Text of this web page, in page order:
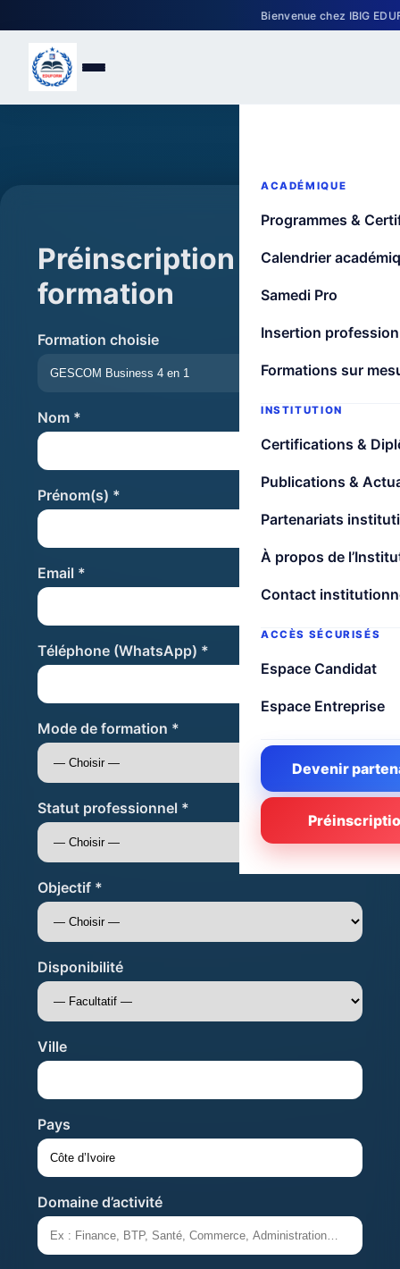
Bienvenue chez IBIG
ACADÉMIQUE
Programmes &
Calendrier
Samedi Pro
Insertion
Formations sur
INSTITUTION
Certifications &
Publications &
Partenariats
À propos de
Contact
ACCÈS SÉCURISÉS
Espace Candidat
Espace Entreprise
Devenir
Préinscription à une
formation
Formation choisie
Nom *
Prénom(s) *
Email *
Téléphone (WhatsApp) *
Mode de formation *
Statut professionnel *
Objectif *
Disponibilité
Ville
Pays
Domaine d’activité